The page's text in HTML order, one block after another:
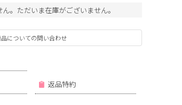
。ただいま在庫がございません。
についての問い合わせ
返品特約